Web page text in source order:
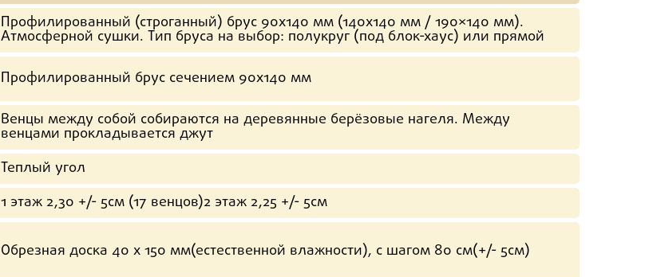
Профилированный (строганный) брус 90х140 мм (140х140 мм / 190×140 мм).
Атмосферной сушки. Тип бруса на выбор: полукруг (под блок-хаус) или прямой
Профилированный брус сечением 90х140 мм
Венцы между собой собираются на деревянные берёзовые нагеля. Между
венцами прокладывается джут
Теплый угол
1 этаж 2,30 +/- 5см (17 венцов)2 этаж 2,25 +/- 5см
Обрезная доска 40 х 150 мм(естественной влажности), с шагом 80 см(+/- 5см)